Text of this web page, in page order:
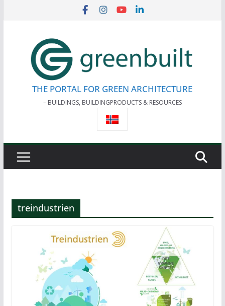
THE PORTAL FOR GREEN ARCHITECTURE
– BUILDINGS, BUILDINGPRODUCTS & RESOURCES
treindustrien